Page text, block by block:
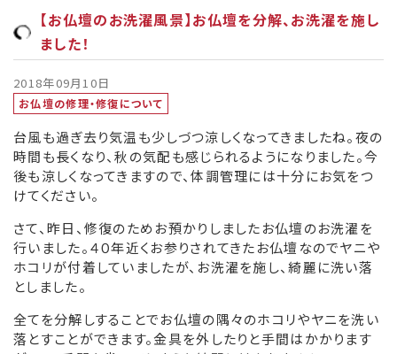
【お仏壇のお洗濯風景】お仏壇を分解、お洗濯を施し
ました！
2018年09月10日
お仏壇の修理・修復について
台風も過ぎ去り気温も少しづつ涼しくなってきましたね。夜の
時間も長くなり、秋の気配も感じられるようになりました。今
後も涼しくなってきますので、体調管理には十分にお気をつ
けてください。
さて、昨日、修復のためお預かりしましたお仏壇のお洗濯を
行いました。４０年近くお参りされてきたお仏壇なのでヤニや
ホコリが付着していましたが、お洗濯を施し、綺麗に洗い落
としました。
全てを分解しすることでお仏壇の隅々のホコリやヤニを洗い
落とすことができます。金具を外したりと手間はかかります